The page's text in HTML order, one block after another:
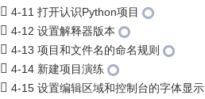
4-11 打开认识Python项目
4-12 设置解释器版本
4-13 项目和文件名的命名规则
4-14 新建项目演练
4-15 设置编辑区域和控制台的字体显示